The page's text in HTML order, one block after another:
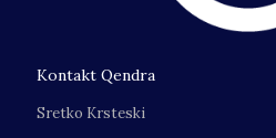
Kontakt Qendra
Sretko Krsteski